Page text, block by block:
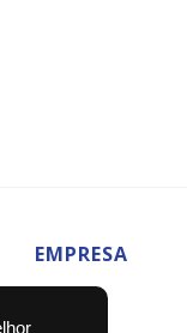
EMPRESA